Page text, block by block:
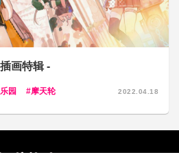
画特辑 -
园 摩天轮 2022.04.18